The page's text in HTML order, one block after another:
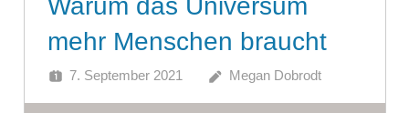
mehr Menschen braucht
7. September 2021 Megan Dobrodt